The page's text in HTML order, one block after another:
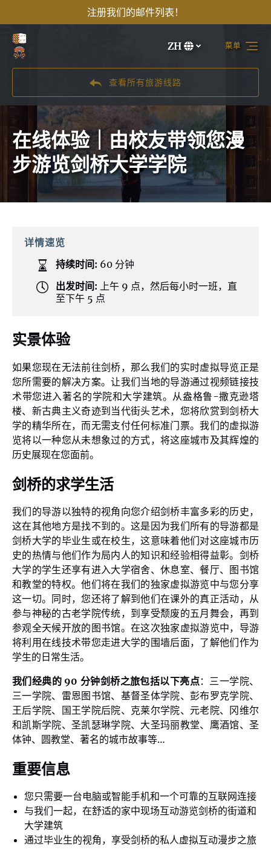
注册我们的邮件列表！
择
的
语
言
ZH
查看所有旅游线路
菜单
在线体验｜由校友带领您漫
步游览剑桥大学学院
详情速览
持续时间: 60 分钟
出发时间: 上午 9 点，然后每小时一班，直
至下午 5 点
实景体验
如果您现在无法前往剑桥，那么我们的实时虚拟导览正是
您所需要的解决方案。让我们当地的导游通过视频链接技
术带您进入著名的学院和大学建筑。从盎格鲁-撒克逊塔
楼、新古典主义奇迹到当代街头艺术，您将欣赏到剑桥大
学的精华所在，而无需支付任何标准门票。我们的虚拟游
览将以一种您从未想象过的方式，将这座城市及其辉煌的
历史展现在您面前。
剑桥的求学生活
我们的导游以独特的视角向您介绍剑桥丰富多彩的历史，
这在其他地方是找不到的。这是因为我们所有的导游都是
剑桥大学的毕业生或在校生，这意味着他们对这座城市历
史的热情与他们作为局内人的知识和经验相得益彰。剑桥
大学的学生还享有进入大学宿舍、休息室、餐厅、图书馆
和教堂的特权。他们将在我们的独家虚拟游览中与您分享
这一切。同时，您还将了解到他们在课外的真正活动，从
参与神秘的古老学院传统，到享受颓废的五月舞会，再到
参观全天候开放的图书馆。在这次独家虚拟游览中，导游
将利用在线技术带您走进大学的围墙后面，了解他们作为
学生的日常生活。
我们经典的 90 分钟剑桥之旅包括以下亮点：三一学院、
三一学院、雷恩图书馆、基督圣体学院、彭布罗克学院、
王后学院、国王学院后院、克莱尔学院、元老院、冈维尔
和凯斯学院、圣凯瑟琳学院、大圣玛丽教堂、鹰酒馆、圣
体钟、圆教堂、著名的城市故事等…
重要信息
您只需要一台电脑或智能手机和一个可靠的互联网连接
与我们一起，在舒适的家中现场互动游览剑桥的街道和
大学建筑
通过毕业生的视角，享受剑桥的私人虚拟互动漫步之旅